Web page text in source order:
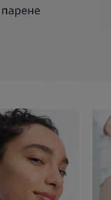
Мазна
и
склонна
към